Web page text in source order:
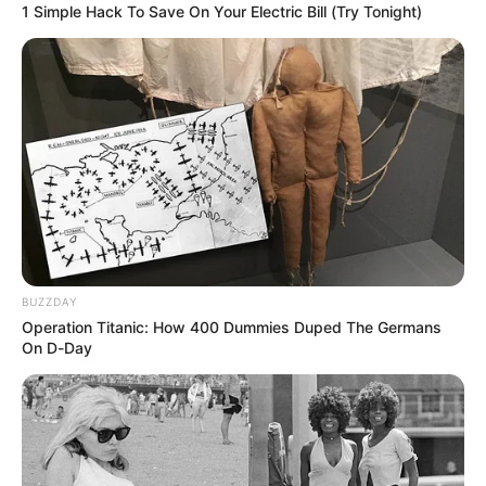
La entidad explicó que esteprocedimiento es rápido y no
requiere trámites complejos, siempre y cuando el
propietario cumpla con los
requisitos exigidos por las
autoridades de tránsito.
1 Simple Hack To Save On Your Electric Bill (Try Tonight)
BUZZDAY
Operation Titanic: How 400 Dummies Duped The Germans
On D-Day